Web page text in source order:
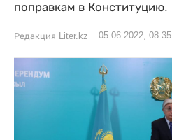
поправкам в Конституцию.
Редакция Liter.kz 05.06.2022, 08:35